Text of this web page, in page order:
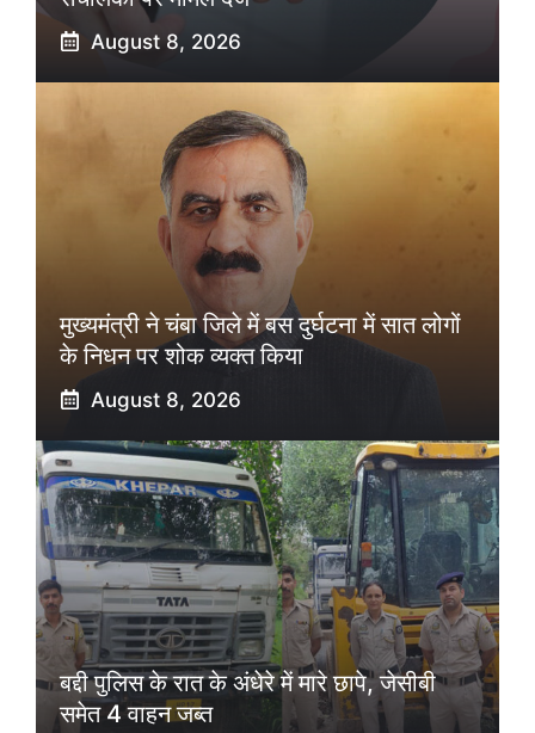
August 8, 2026
मुख्यमंत्री ने चंबा जिले में बस दुर्घटना में सात लोगों
के निधन पर शोक व्यक्त किया
August 8, 2026
बद्दी पुलिस के रात के अंधेरे में मारे छापे, जेसीबी
समेत 4 वाहन जब्त